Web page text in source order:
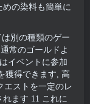
の染料も簡単に
別の種類のゲー
常のゴールドよ
イベントに参加
獲得できます, 高
エストを一定のレ
ます 11 これに